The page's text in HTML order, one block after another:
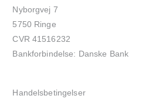
Nyborgvej 7
5750 Ringe
CVR 41516232
Bankforbindelse: Danske Bank
Handelsbetingelser